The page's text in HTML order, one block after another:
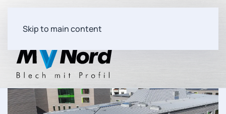
Skip to main content